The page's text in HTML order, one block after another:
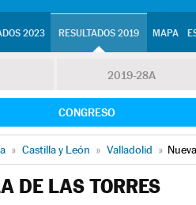
2023 RESULTADOS 2019 MAPA
2019-28A
CONGRESO
» Castilla y León » Valladolid »
DE LAS TORRES